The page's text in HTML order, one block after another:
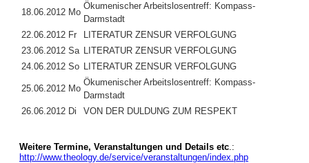
18.06.2012 Mo
Ökumenischer Arbeitslosentreff: Kompass-
Darmstadt
22.06.2012 Fr
LITERATUR ZENSUR VERFOLGUNG
23.06.2012 Sa LITERATUR ZENSUR VERFOLGUNG
24.06.2012 So LITERATUR ZENSUR VERFOLGUNG
25.06.2012 Mo
Ökumenischer Arbeitslosentreff: Kompass-
Darmstadt
26.06.2012 Di
VON DER DULDUNG ZUM RESPEKT
Weitere Termine, Veranstaltungen und Details etc.:
http://www.theology.de/service/veranstaltungen/index.php